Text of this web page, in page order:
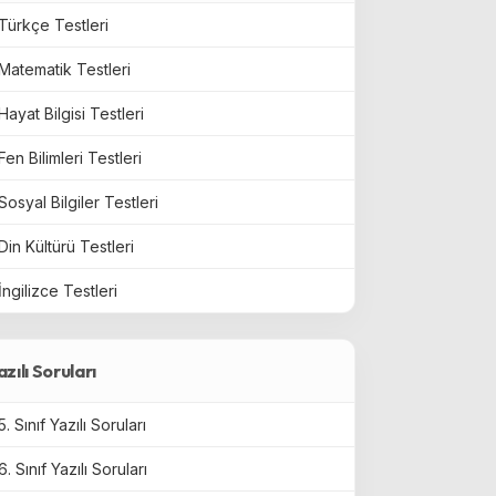
Türkçe Testleri
Testleri
Bilgisi Testleri
Bilimleri Testleri
Bilgiler Testleri
Kültürü Testleri
İngilizce Testleri
Soruları
Sınıf Yazılı Soruları
Sınıf Yazılı Soruları